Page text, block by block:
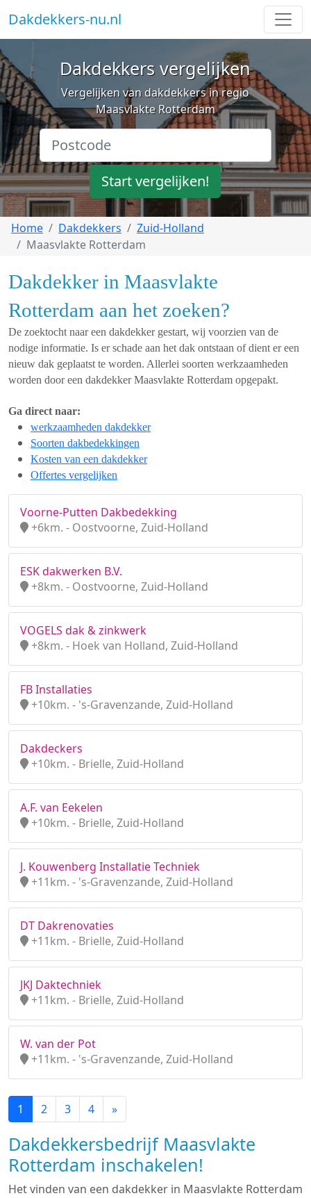
Dakdekkers-nu.nl
Dakdekkers vergelijken
Vergelijken van dakdekkers in regio
Maasvlakte Rotterdam
Start vergelijken!
Home Dakdekkers
Zuid-Holland
Maasvlakte Rotterdam
Dakdekker in Maasvlakte
Rotterdam aan het zoeken?
De zoektocht naar een dakdekker gestart, wij voorzien van de
nodige informatie. Is er schade aan het dak ontstaan of dient er een
nieuw dak geplaatst te worden. Allerlei soorten werkzaamheden
worden door een dakdekker Maasvlakte Rotterdam opgepakt.
Ga direct naar:
werkzaamheden dakdekker
Soorten dakbedekkingen
Kosten van een dakdekker
Offertes vergelijken
Voorne-Putten Dakbedekking
+6km. - Oostvoorne, Zuid-Holland
ESK dakwerken B.V.
+8km. - Oostvoorne, Zuid-Holland
VOGELS dak & zinkwerk
+8km. - Hoek van Holland, Zuid-Holland
FB Installaties
+10km. - 's-Gravenzande, Zuid-Holland
Dakdeckers
+10km. - Brielle, Zuid-Holland
A.F. van Eekelen
+10km. - Brielle, Zuid-Holland
J. Kouwenberg Installatie Techniek
+11km. - 's-Gravenzande, Zuid-Holland
DT Dakrenovaties
+11km. - Brielle, Zuid-Holland
JKJ Daktechniek
+11km. - Brielle, Zuid-Holland
W. van der Pot
+11km. - 's-Gravenzande, Zuid-Holland
1 2 3 4 »
Dakdekkersbedrijf Maasvlakte
Rotterdam inschakelen!
Het vinden van een dakdekker in Maasvlakte Rotterdam